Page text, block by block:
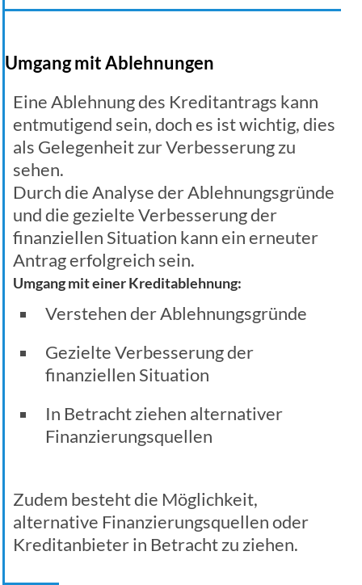
Umgang mit Ablehnungen
Eine Ablehnung des Kreditantrags kann
entmutigend sein, doch es ist wichtig, dies
als Gelegenheit zur Verbesserung zu
sehen.
Durch die Analyse der Ablehnungsgründe
und die gezielte Verbesserung der
finanziellen Situation kann ein erneuter
Antrag erfolgreich sein.
Umgang mit einer Kreditablehnung:
Verstehen der Ablehnungsgründe
Gezielte Verbesserung der
finanziellen Situation
In Betracht ziehen alternativer
Finanzierungsquellen
Zudem besteht die Möglichkeit,
alternative Finanzierungsquellen oder
Kreditanbieter in Betracht zu ziehen.